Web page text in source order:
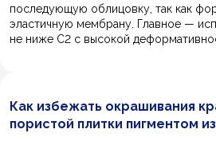
последующую облицовку, так как
эластичную мембрану. Главное —
не ниже C2 с высокой
Как избежать окрашивания
пористой плитки пигментом